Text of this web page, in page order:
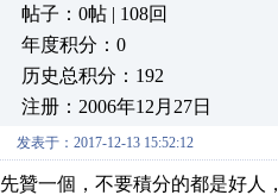
帖子：0帖 | 108回
年度积分：0
历史总积分：192
注册：2006年12月27日
发表于：2017-12-13 15:52:12
先贊一個，不要積分的都是好人，